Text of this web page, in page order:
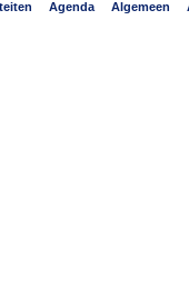
Agenda Algemeen